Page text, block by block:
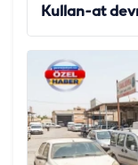
Kullan-at